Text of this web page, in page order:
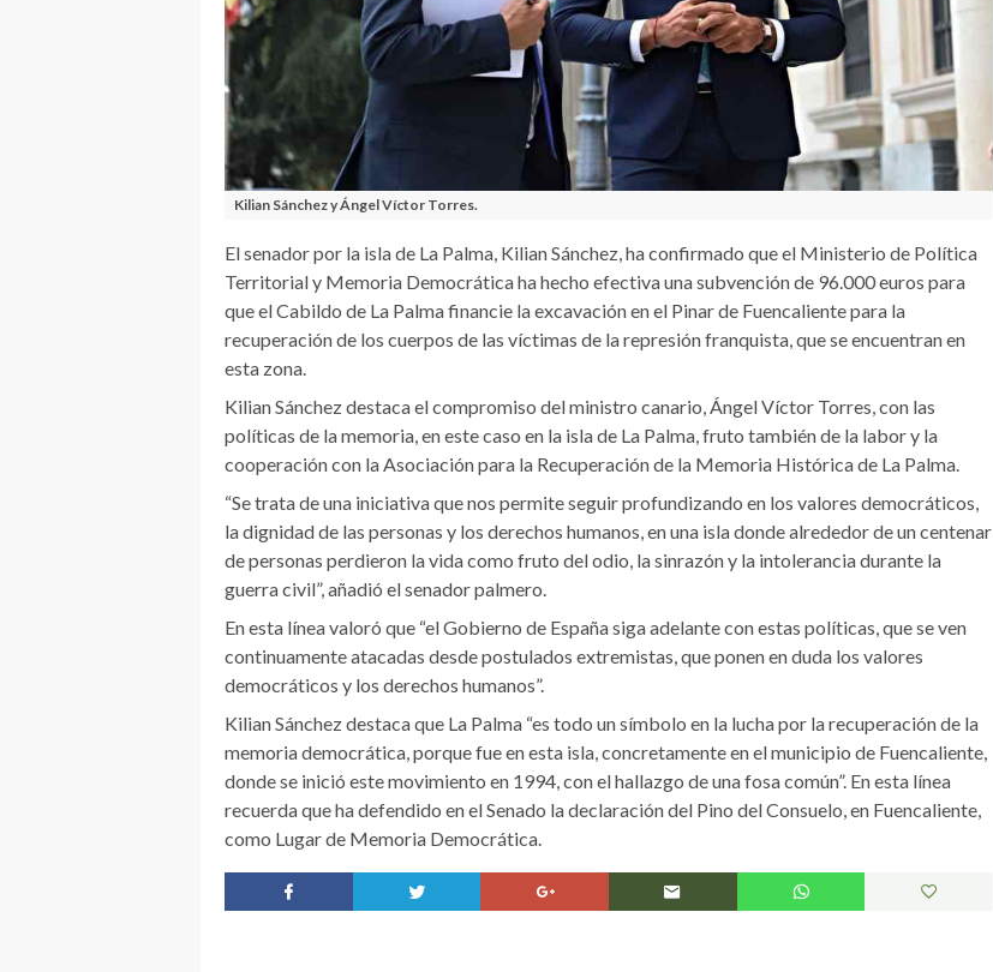
Kilian Sánchez y Ángel Víctor Torres.
El senador por la isla de La Palma, Kilian Sánchez, ha confirmado que el Ministerio de Política
Territorial y Memoria Democrática ha hecho efectiva una subvención de 96.000 euros para
que el Cabildo de La Palma financie la excavación en el Pinar de Fuencaliente para la
recuperación de los cuerpos de las víctimas de la represión franquista, que se encuentran en
esta zona.
Kilian Sánchez destaca el compromiso del ministro canario, Ángel Víctor Torres, con las
políticas de la memoria, en este caso en la isla de La Palma, fruto también de la labor y la
cooperación con la Asociación para la Recuperación de la Memoria Histórica de La Palma.
“Se trata de una iniciativa que nos permite seguir profundizando en los valores democráticos,
la dignidad de las personas y los derechos humanos, en una isla donde alrededor de un centenar
de personas perdieron la vida como fruto del odio, la sinrazón y la intolerancia durante la
guerra civil”, añadió el senador palmero.
En esta línea valoró que “el Gobierno de España siga adelante con estas políticas, que se ven
continuamente atacadas desde postulados extremistas, que ponen en duda los valores
democráticos y los derechos humanos”.
Kilian Sánchez destaca que La Palma “es todo un símbolo en la lucha por la recuperación de la
memoria democrática, porque fue en esta isla, concretamente en el municipio de Fuencaliente,
donde se inició este movimiento en 1994, con el hallazgo de una fosa común”. En esta línea
recuerda que ha defendido en el Senado la declaración del Pino del Consuelo, en Fuencaliente,
como Lugar de Memoria Democrática.